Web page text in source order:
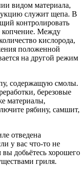
видом материала,
служит щепа. В
контролировать
копчение. Между
кислорода,
положенной
на другой режим
содержащую смолы.
березовые
материалы,
рябину, самшит,
отведена
у вас что-то не
добьётесь хорошего
гриля.